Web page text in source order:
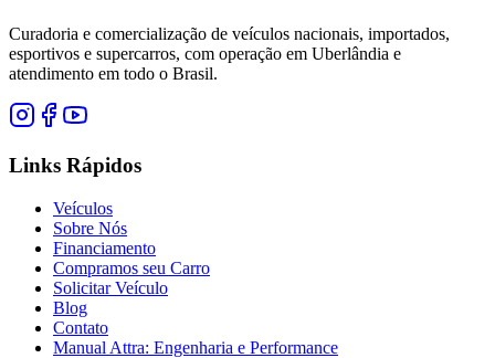
Curadoria e comercialização de veículos nacionais, importados,
esportivos e supercarros, com operação em Uberlândia e
atendimento em todo o Brasil.
Links Rápidos
Veículos
Sobre Nós
Financiamento
Compramos seu Carro
Solicitar Veículo
Blog
Contato
Manual Attra: Engenharia e Performance